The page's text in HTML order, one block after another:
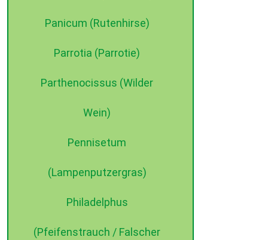
Panicum (Rutenhirse)
Parrotia (Parrotie)
Parthenocissus (Wilder
Wein)
Pennisetum
(Lampenputzergras)
Philadelphus
(Pfeifenstrauch / Falscher